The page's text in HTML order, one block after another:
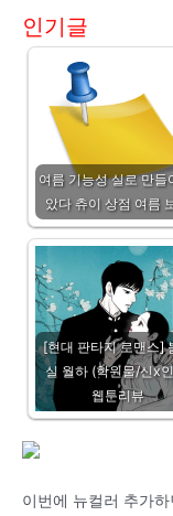
인기글
여름 기능성 실로 만들
았다 츄이 상점 여름
[현대 판타지 로맨스]
실 월하 (학원물/신x
웹툰리뷰
이번에 뉴컬러 추가